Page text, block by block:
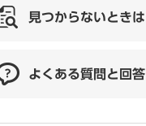
見つからないときは
よくある質問と回答